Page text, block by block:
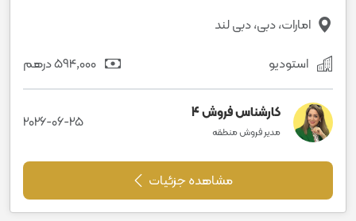
امارات، دبی، دبی لند
استودیو
کارشناس فروش 4
مدیر فروش منطقه
2026-06-25
مشاهده جزئیات